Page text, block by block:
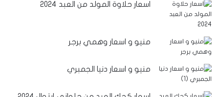
اسعار حلاوة المولد من العبد 2024
منيو و اسعار وهمي برجر
منيو و اسعار دنيا الجمبري